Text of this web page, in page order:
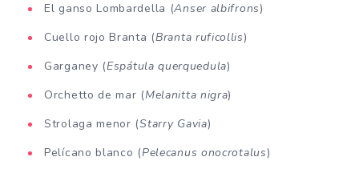
El ganso Lombardella (Anser albifrons)
Cuello rojo Branta (Branta ruficollis)
Garganey (Espátula querquedula)
Orchetto de mar (Melanitta nigra)
Strolaga menor (Starry Gavia)
Pelícano blanco (Pelecanus onocrotalus)